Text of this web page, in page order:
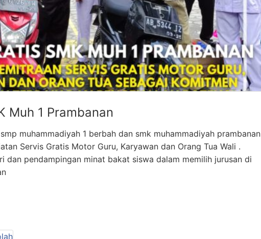
Muh 1 Prambanan
muhammadiyah 1 berbah dan smk muhammadiyah prambanan
Servis Gratis Motor Guru, Karyawan dan Orang Tua Wali .
dan pendampingan minat bakat siswa dalam memilih jurusan di